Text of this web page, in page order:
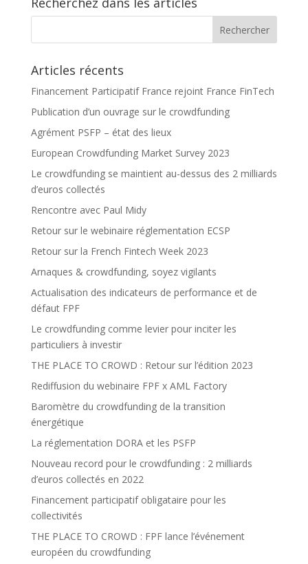
Articles récents
Financement Participatif France rejoint France FinTech
Publication d’un ouvrage sur le crowdfunding
Agrément PSFP – état des lieux
European Crowdfunding Market Survey 2023
Le crowdfunding se maintient au-dessus des 2 milliards
d’euros collectés
Rencontre avec Paul Midy
Retour sur le webinaire réglementation ECSP
Retour sur la French Fintech Week 2023
Arnaques & crowdfunding, soyez vigilants
Actualisation des indicateurs de performance et de
défaut FPF
Le crowdfunding comme levier pour inciter les
particuliers à investir
THE PLACE TO CROWD : Retour sur l’édition 2023
Rediffusion du webinaire FPF x AML Factory
Baromètre du crowdfunding de la transition
énergétique
La réglementation DORA et les PSFP
Nouveau record pour le crowdfunding : 2 milliards
d’euros collectés en 2022
Financement participatif obligataire pour les
collectivités
THE PLACE TO CROWD : FPF lance l’événement
européen du crowdfunding